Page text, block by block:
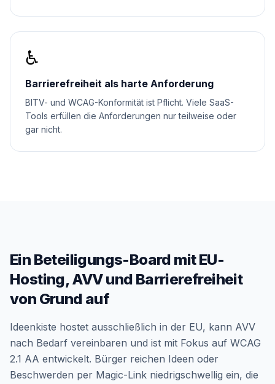
♿
Barrierefreiheit als harte Anforderung
BITV- und WCAG-Konformität ist Pflicht. Viele SaaS-
Tools erfüllen die Anforderungen nur teilweise oder
gar nicht.
Ein Beteiligungs-Board mit EU-
Hosting, AVV und Barrierefreiheit
von Grund auf
Ideenkiste hostet ausschließlich in der EU, kann AVV
nach Bedarf vereinbaren und ist mit Fokus auf WCAG
2.1 AA entwickelt. Bürger reichen Ideen oder
Beschwerden per Magic-Link niedrigschwellig ein, die